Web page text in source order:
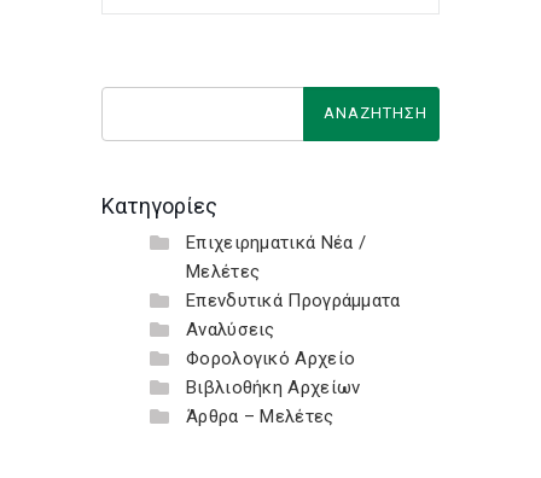
Κατηγορίες
Επιχειρηματικά Νέα /
Μελέτες
Επενδυτικά Προγράμματα
Αναλύσεις
Φορολογικό Αρχείο
Βιβλιοθήκη Αρχείων
Άρθρα – Μελέτες